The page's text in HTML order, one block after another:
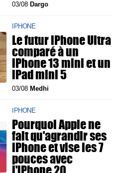
03/08 Dargo
IPHONE
Le futur iPhone Ultra
comparé à un
iPhone 13 mini et un
iPad mini 5
03/08 Medhi
IPHONE
Pourquoi Apple ne
fait qu'agrandir ses
iPhone et vise les 7
pouces avec